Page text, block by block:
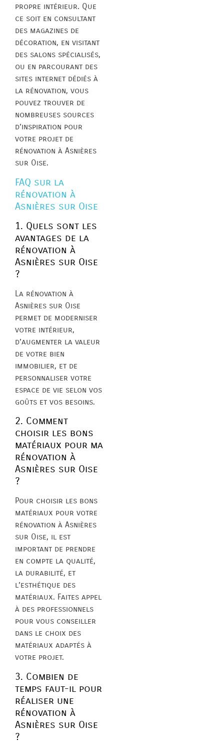
propre intérieur. Que
ce soit en consultant
des magazines de
décoration, en visitant
des salons spécialisés,
ou en parcourant des
sites internet dédiés à
la rénovation, vous
pouvez trouver de
nombreuses sources
d’inspiration pour
votre projet de
rénovation à Asnières
sur Oise.
FAQ sur la
rénovation à
Asnières sur Oise
1. Quels sont les
avantages de la
rénovation à
Asnières sur Oise
?
La rénovation à
Asnières sur Oise
permet de moderniser
votre intérieur,
d’augmenter la valeur
de votre bien
immobilier, et de
personnaliser votre
espace de vie selon vos
goûts et vos besoins.
2. Comment
choisir les bons
matériaux pour ma
rénovation à
Asnières sur Oise
?
Pour choisir les bons
matériaux pour votre
rénovation à Asnières
sur Oise, il est
important de prendre
en compte la qualité,
la durabilité, et
l’esthétique des
matériaux. Faites appel
à des professionnels
pour vous conseiller
dans le choix des
matériaux adaptés à
votre projet.
3. Combien de
temps faut-il pour
réaliser une
rénovation à
Asnières sur Oise
?